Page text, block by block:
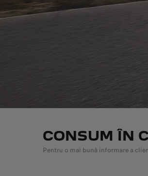
CONSUM ÎN
Pentru o mai bună informare a